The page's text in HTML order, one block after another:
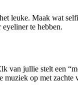
leuke. Maak wat
te hebben.
van jullie stelt een
muziek op met zachte